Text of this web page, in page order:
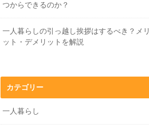
つからできるのか？
一人暮らしの引っ越し挨拶はするべき？メリ
ット・デメリットを解説
カテゴリー
一人暮らし